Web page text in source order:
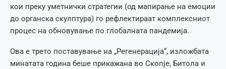
кои преку уметнички стратегии (од мапирање на емоции
до органска скулптура) го рефлектираат комплексниот
процес на обновување по глобалната пандемија.
Ова е трето поставување на „Регенерација“, изложбата
минатата година беше прикажана во Скопје, Битола и